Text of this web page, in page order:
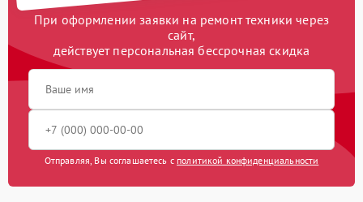
При оформлении заявки на ремонт техники через
сайт,
действует персональная бессрочная скидка
Отправляя, Вы соглашаетесь с политикой конфиденциальности